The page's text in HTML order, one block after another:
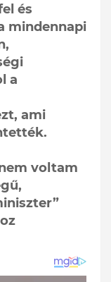
és
mindennapi
a
ami
voltam